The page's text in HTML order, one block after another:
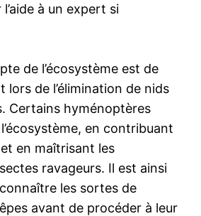
à un expert si
de l’écosystème est de
lors de l’élimination de nids
Certains hyménoptères
en contribuant
en maîtrisant les
ravageurs. Il est ainsi
les sortes de
avant de procéder à leur